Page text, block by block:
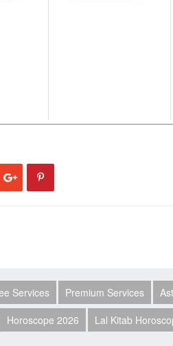
Services Premium Services
Horoscope 2026 Lal Kitab